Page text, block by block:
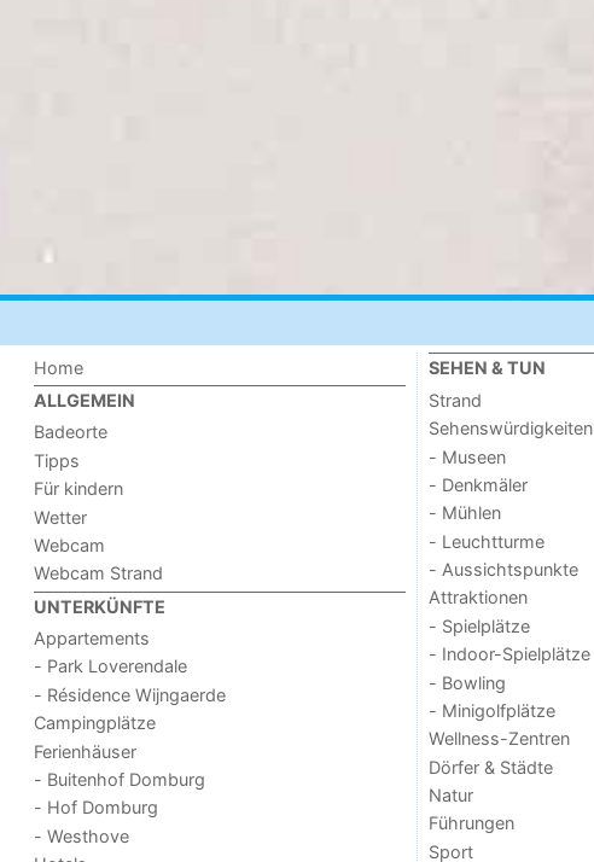
Home
ALLGEMEIN
Badeorte
Tipps
Für kindern
Wetter
Webcam
Webcam Strand
UNTERKÜNFTE
Appartements
- Park Loverendale
- Résidence Wijngaerde
Campingplätze
Ferienhäuser
- Buitenhof Domburg
- Hof Domburg
- Westhove
SEHEN & TUN
Strand
Sehenswürdigkeiten
- Museen
- Denkmäler
- Mühlen
- Leuchtturme
- Aussichtspunkte
Attraktionen
- Spielplätze
- Indoor-Spielplätze
- Bowling
- Minigolfplätze
Wellness-Zentren
Dörfer & Städte
Natur
Führungen
Sport